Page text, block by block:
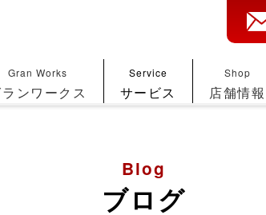
Gran Works
ンワークス
Service
サービス
Shop
店舗情報
Blog
ブログ